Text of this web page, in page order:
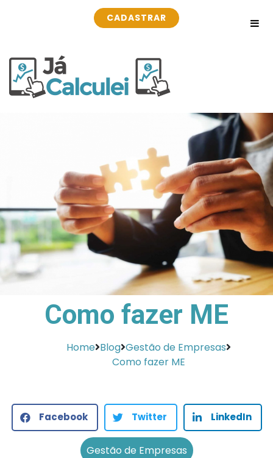
CADASTRAR
Como fazer ME
Home Blog Gestão de Empresas
Como fazer ME
Facebook Twitter LinkedIn
Gestão de Empresas